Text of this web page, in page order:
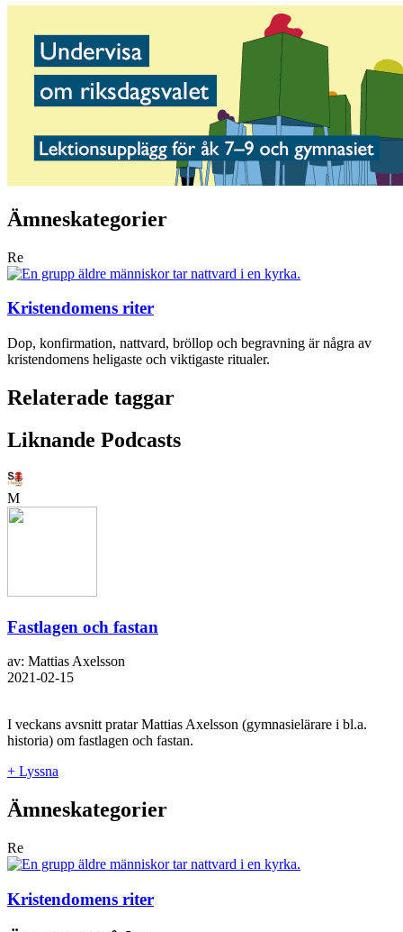
Ämneskategorier
Re
Kristendomens riter
Dop, konfirmation, nattvard, bröllop och begravning är några av
kristendomens heligaste och viktigaste ritualer.
Relaterade taggar
Liknande Podcasts
M
Fastlagen och fastan
av: Mattias Axelsson
2021-02-15
I veckans avsnitt pratar Mattias Axelsson (gymnasielärare i bl.a.
historia) om fastlagen och fastan.
+ Lyssna
Ämneskategorier
Re
Kristendomens riter